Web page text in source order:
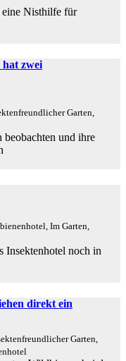
eine Nisthilfe für
hat zwei
Garten,
und ihre
Im Garten,
Insektenhotel noch in
direkt ein
Garten,